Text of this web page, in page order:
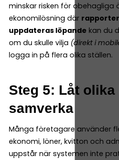
minskar risken för obehagliga
ekonomilösning där
uppdateras löpande kan du
om du skulle vilja (direkt i
logga in på flera olika ställen.
Steg 5: Låt
samverka
Många företagare använder
ekonomi, löner, kvitton och
uppstår när systemen inte